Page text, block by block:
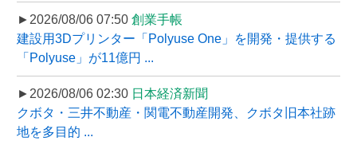
►2026/08/06 07:50 創業手帳
建設用3Dプリンター「Polyuse One」を開発・提供する
「Polyuse」が11億円 ...
►2026/08/06 02:30 日本経済新聞
クボタ・三井不動産・関電不動産開発、クボタ旧本社跡
地を多目的 ...